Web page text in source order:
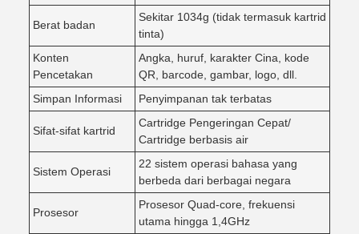
Berat badan
Sekitar 1034g (tidak termasuk kartrid
tinta)
Konten
Pencetakan
Angka, huruf, karakter Cina, kode
QR, barcode, gambar, logo, dll.
Simpan Informasi
Penyimpanan tak terbatas
Sifat-sifat kartrid
Cartridge Pengeringan Cepat/
Cartridge berbasis air
Sistem Operasi
22 sistem operasi bahasa yang
berbeda dari berbagai negara
Prosesor
Prosesor Quad-core, frekuensi
utama hingga 1,4GHz